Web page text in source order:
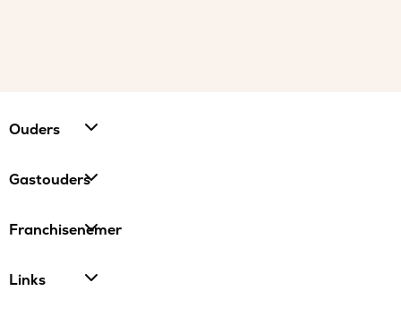
Ouders
Gastouders
Franchisenemer
Links